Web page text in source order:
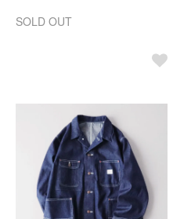
SOLD OUT